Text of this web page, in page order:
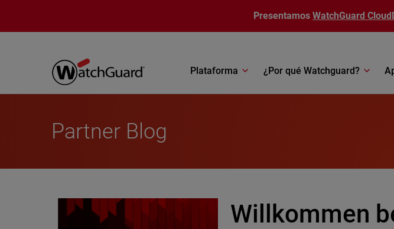
Presentamos WatchGuard
Plataforma ¿Por qué Watchguard?
Partner Blog
Willkommen